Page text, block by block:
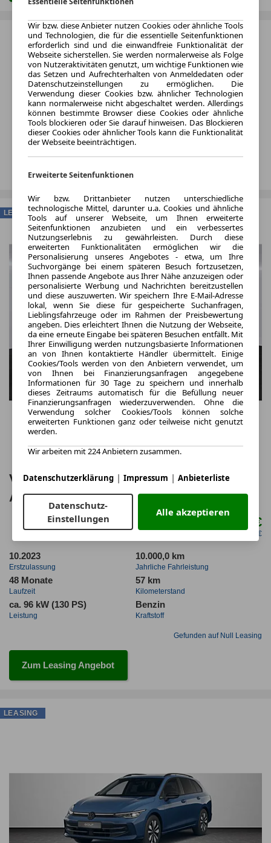
Volkswagen Golf VIII Variant Life DSG
ACC NAVI PDC SHZ LED
169,00 €
netto mtl. 142,02 €
10.2023
Erstzulassung
10.000,0 km
Jahrliche Fahrleistung
48 Monate
Laufzeit
57 km
Kilometerstand
ca. 96 kW (130 PS)
Leistung
Benzin
Kraftstoff
Gefunden auf Null Leasing
Zum Leasing Angebot
LEASING
LEASING
Wir bzw. diese Anbieter nutzen Cookies oder ähnliche Tools
und Technologien, die für die essentielle Seitenfunktionen
erforderlich sind und die einwandfreie Funktionalität der
Webseite sicherstellen. Sie werden normalerweise als Folge
von Nutzeraktivitäten genutzt, um wichtige Funktionen wie
das Setzen und Aufrechterhalten von Anmeldedaten oder
Datenschutzeinstellungen zu ermöglichen. Die
Verwendung dieser Cookies bzw. ähnlicher Technologien
kann normalerweise nicht abgeschaltet werden. Allerdings
können bestimmte Browser diese Cookies oder ähnliche
Tools blockieren oder Sie darauf hinweisen. Das Blockieren
dieser Cookies oder ähnlicher Tools kann die Funktionalität
der Webseite beeinträchtigen.
Erweiterte Seitenfunktionen
Wir bzw. Drittanbieter nutzen unterschiedliche
technologische Mittel, darunter u.a. Cookies und ähnliche
Tools auf unserer Webseite, um Ihnen erweiterte
Seitenfunktionen anzubieten und ein verbessertes
Nutzungserlebnis zu gewährleisten. Durch diese
erweiterten Funktionalitäten ermöglichen wir die
Personalisierung unseres Angebotes - etwa, um Ihre
Suchvorgänge bei einem späteren Besuch fortzusetzen,
Ihnen passende Angebote aus Ihrer Nähe anzuzeigen oder
personalisierte Werbung und Nachrichten bereitzustellen
und diese auszuwerten. Wir speichern Ihre E-Mail-Adresse
lokal, wenn Sie diese für gespeicherte Suchanfragen,
Lieblingsfahrzeuge oder im Rahmen der Preisbewertung
angeben. Dies erleichtert Ihnen die Nutzung der Webseite,
da eine erneute Eingabe bei späteren Besuchen entfällt. Mit
Ihrer Einwilligung werden nutzungsbasierte Informationen
an von Ihnen kontaktierte Händler übermittelt. Einige
Cookies/Tools werden von den Anbietern verwendet, um
von Ihnen bei Finanzierungsanfragen angegebene
Informationen für 30 Tage zu speichern und innerhalb
dieses Zeitraums automatisch für die Befüllung neuer
Finanzierungsanfragen wiederzuverwenden. Ohne die
Verwendung solcher Cookies/Tools können solche
erweiterten Funktionen ganz oder teilweise nicht genutzt
werden.
Wir arbeiten mit 224 Anbietern zusammen.
Datenschutzerklärung | Impressum | Anbieterliste
Datenschutz-
Einstellungen
Alle akzeptieren